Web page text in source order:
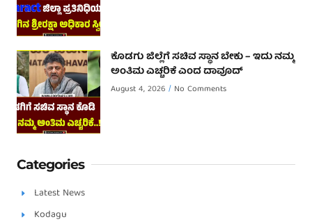
ಕೊಡಗು ಜಿಲ್ಲೆಗೆ ಸಚಿವ ಸ್ಥಾನ ಬೇಕು – ಇದು ನಮ್ಮ
ಅಂತಿಮ ಎಚ್ಚರಿಕೆ ಎಂದ ದಾವೂದ್ ‌
August 4, 2026 No Comments
Categories
Latest News
Kodagu